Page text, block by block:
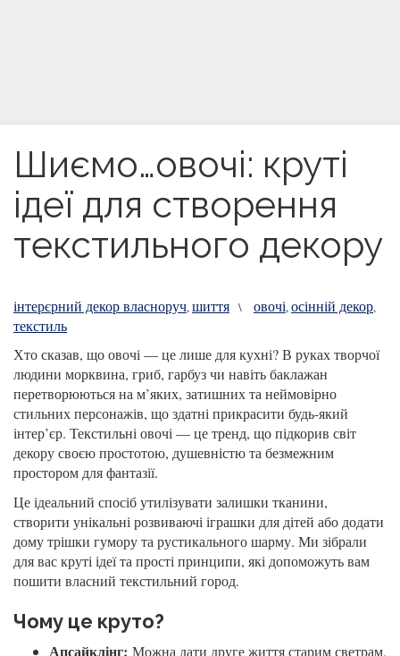
Шиємо…овочі: круті
ідеї для створення
текстильного декору
інтерєрний декор власноруч,шиття \ овочі,осінній декор,
текстиль
Хто сказав, що овочі — це лише для кухні? В руках творчої
людини морквина, гриб, гарбуз чи навіть баклажан
перетворюються на м’яких, затишних та неймовірно
стильних персонажів, що здатні прикрасити будь-який
інтер’єр. Текстильні овочі — це тренд, що підкорив світ
декору своєю простотою, душевністю та безмежним
простором для фантазії.
Це ідеальний спосіб утилізувати залишки тканини,
створити унікальні розвиваючі іграшки для дітей або додати
дому трішки гумору та рустикального шарму. Ми зібрали
для вас круті ідеї та прості принципи, які допоможуть вам
пошити власний текстильний город.
Чому це круто?
Апсайклінг: Можна дати друге життя старим светрам,